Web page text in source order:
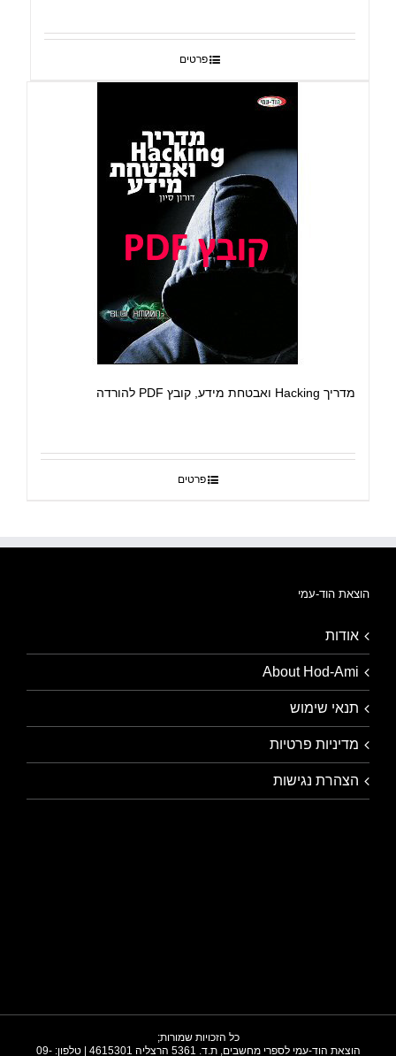
פרטים
מדריך Hacking ואבטחת מידע, קובץ PDF להורדה
פרטים
הוצאת הוד-עמי
אודות
About Hod-Ami
תנאי שימוש
מדיניות פרטיות
הצהרת נגישות
כל הזכויות שמורות;
הוצאת הוד-עמי לספרי מחשבים, ת.ד. 5361 הרצליה 4615301 | טלפון: 09-